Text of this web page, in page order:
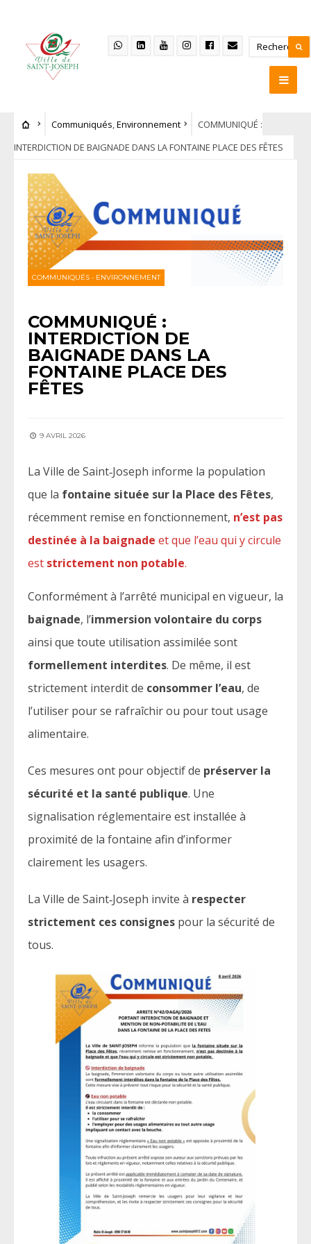
Communiqués,Environnement
COMMUNIQUÉ :
INTERDICTION DE BAIGNADE DANS LA FONTAINE PLACE DES FÊTES
COMMUNIQUÉS • ENVIRONNEMENT
COMMUNIQUÉ :
INTERDICTION DE
BAIGNADE DANS LA
FONTAINE PLACE DES
FÊTES
9 AVRIL 2026
La Ville de Saint‑Joseph informe la population
que la fontaine située sur la Place des Fêtes,
récemment remise en fonctionnement, n’est pas
destinée à la baignade et que l’eau qui y circule
est strictement non potable.
Conformément à l’arrêté municipal en vigueur, la
baignade, l’immersion volontaire du corps
ainsi que toute utilisation assimilée sont
formellement interdites. De même, il est
strictement interdit de consommer l’eau, de
l’utiliser pour se rafraîchir ou pour tout usage
alimentaire.
Ces mesures ont pour objectif de préserver la
sécurité et la santé publique. Une
signalisation réglementaire est installée à
proximité de la fontaine afin d’informer
clairement les usagers.
La Ville de Saint‑Joseph invite à respecter
strictement ces consignes pour la sécurité de
tous.